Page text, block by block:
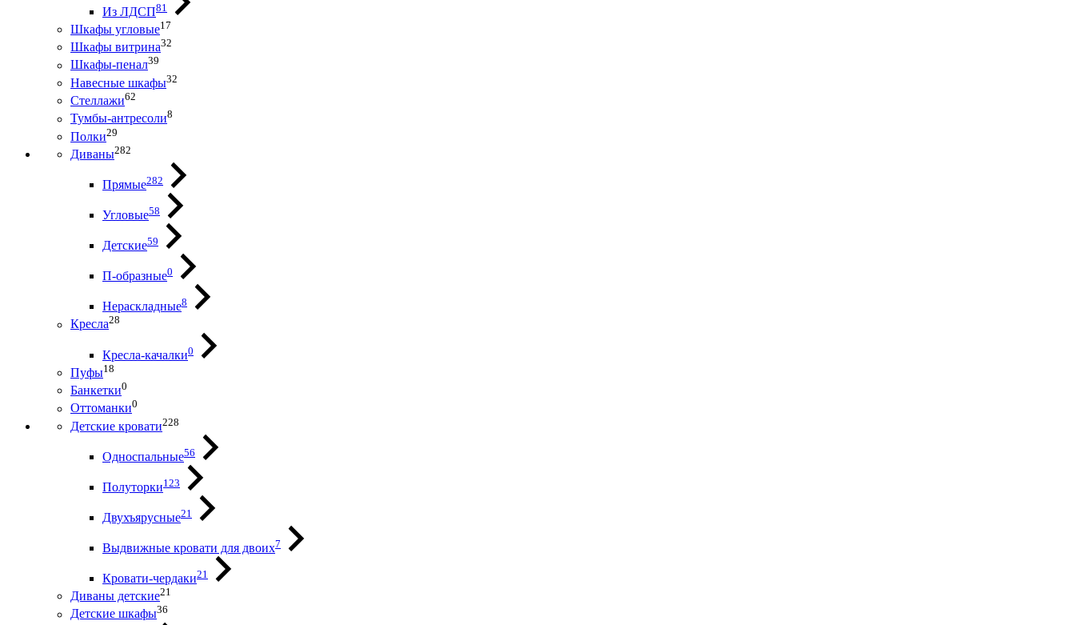
Из ЛДСП81
Шкафы угловые17
Шкафы витрина32
Шкафы-пенал39
Навесные шкафы32
Стеллажи62
Тумбы-антресоли8
Полки29
Диваны282
Прямые282
Угловые58
Детские59
П-образные0
Нераскладные8
Кресла28
Кресла-качалки0
Пуфы18
Банкетки0
Оттоманки0
Детские кровати228
Односпальные56
Полуторки123
Двухъярусные21
Выдвижные кровати для двоих7
Кровати-чердаки21
Диваны детские21
Детские шкафы36